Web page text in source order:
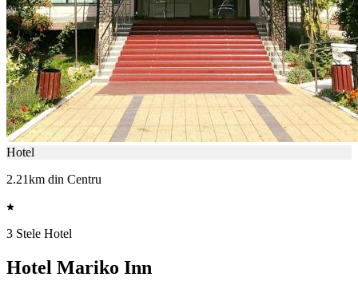
Hotel
2.21km din Centru
3 Stele Hotel
Hotel Mariko Inn